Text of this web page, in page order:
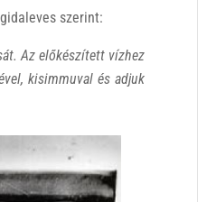
szerint:
Az előkészített vízhez
kisimmuval és adjuk